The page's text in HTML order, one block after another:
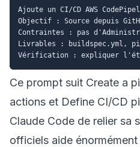
Ajoute un CI/CD AWS
Objectif : Source depuis
Contraintes : pas
Livrables : buildspec.yml,
Ce prompt suit Create a
actions et Define CI/CD
Claude Code de relier sa
officiels aide énormément